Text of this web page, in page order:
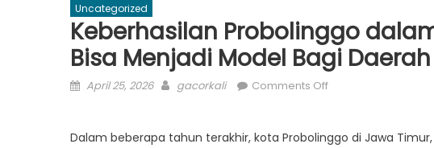
Uncategorized
Keberhasilan Probolinggo
Bisa Menjadi Model Bagi
Posted
April 25, 2026 Author
gacorkali Comments Offon
dalam
Dalam beberapa tahun terakhir, kota Probolinggo di Jawa